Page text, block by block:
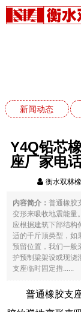
新闻动态
Y4Q铅芯
座厂家电
衡水双林
内容简介：普通橡胶
变形来吸收地震能量
应根据建筑下部结构
适的千斤顶类型，如
预留位置，我们一般
护预制梁架设或现浇
支座临时固定措......
普通橡胶支